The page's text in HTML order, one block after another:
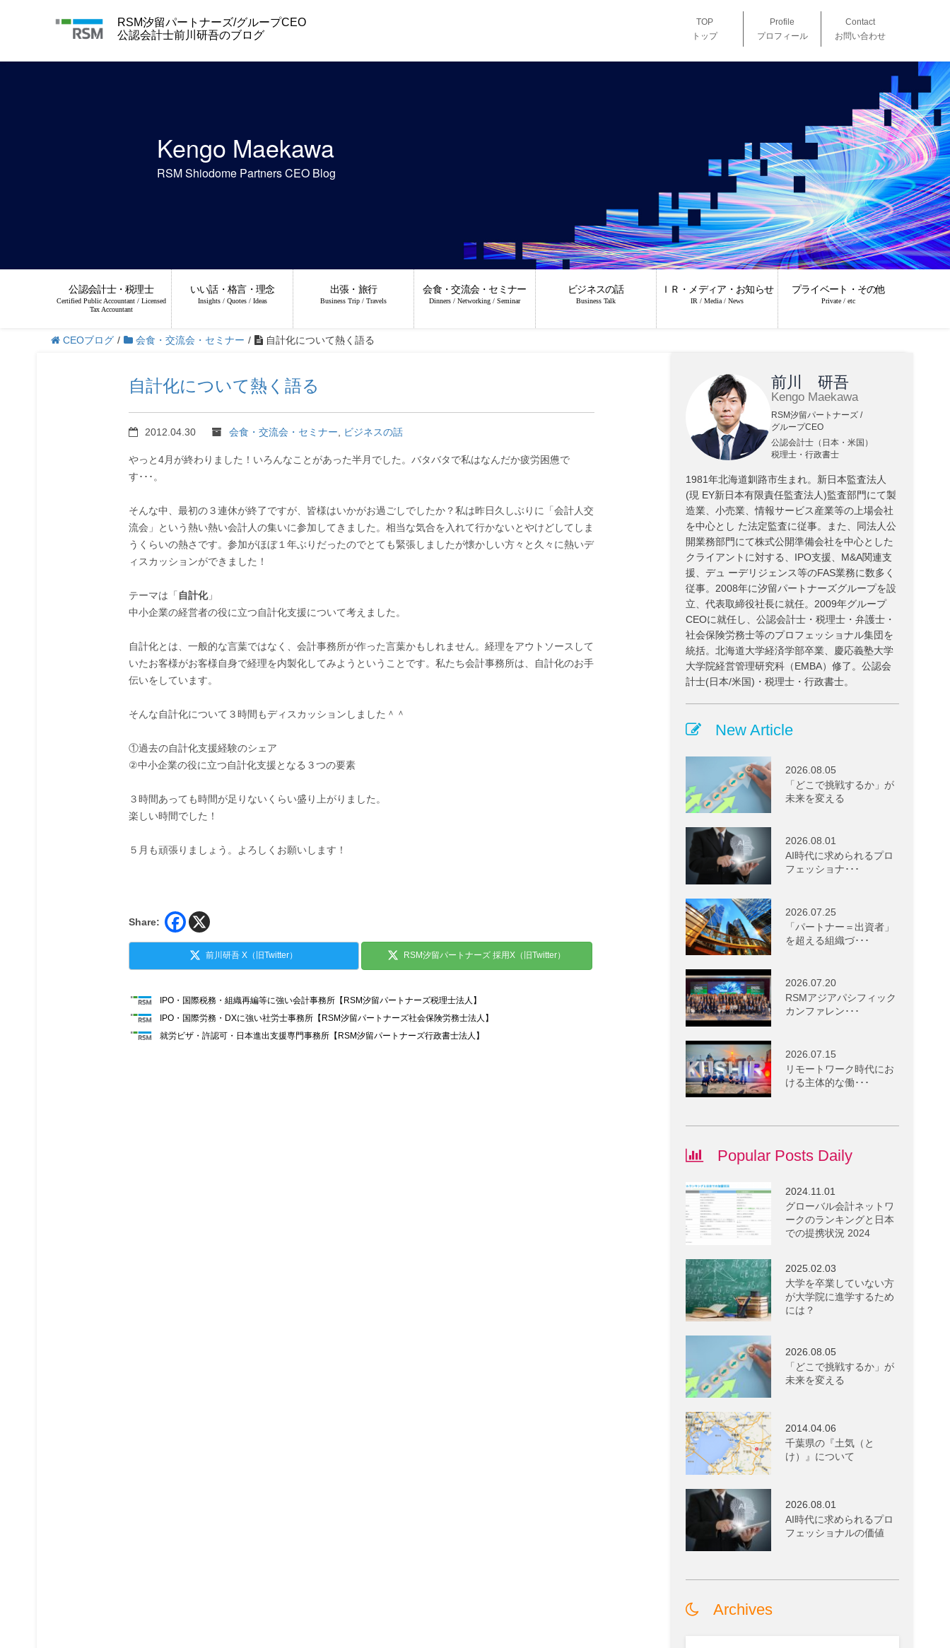
RSM汐留パートナーズ/グループCEO
公認会計士前川研吾のブログ
TOP
トップ
Profile
プロフィール
Contact
お問い合わせ
Kengo Maekawa
RSM Shiodome Partners CEO Blog
公認会計士・税理士
Certified Public Accountant / Licensed
Tax Accountant
いい話・格言・理念
Insights / Quotes / Ideas
出張・旅行
Business Trip / Travels
会食・交流会・セミナー
Dinners / Networking / Seminar
ビジネスの話
Business Talk
ＩＲ・メディア・お知らせ
IR / Media / News
プライベート・その他
Private / etc
CEOブログ / 会食・交流会・セミナー / 自計化について熱く語る
自計化について熱く語る
2012.04.30 会食・交流会・セミナー ビジネスの話
やっと4月が終わりました！いろんなことがあった半月でした。バタバタで私はなんだか疲労困憊で
す･･･。
そんな中、最初の３連休が終了ですが、皆様はいかがお過ごしでしたか？私は昨日久しぶりに「会計人交
流会」という熱い熱い会計人の集いに参加してきました。相当な気合を入れて行かないとやけどしてしま
うくらいの熱さです。参加がほぼ１年ぶりだったのでとても緊張しましたが懐かしい方々と久々に熱いデ
ィスカッションができました！
テーマは「 自計化」
中小企業の経営者の役に立つ自計化支援について考えました。
自計化とは、一般的な言葉ではなく、会計事務所が作った言葉かもしれません。経理をアウトソースして
いたお客様がお客様自身で経理を内製化してみようということです。私たち会計事務所は、自計化のお手
伝いをしています。
そんな自計化について３時間もディスカッションしました＾＾
①過去の自計化支援経験のシェア
②中小企業の役に立つ自計化支援となる３つの要素
３時間あっても時間が足りないくらい盛り上がりました。
楽しい時間でした！
５月も頑張りましょう。よろしくお願いします！
Share:
前川研吾 X（旧Twitter） RSM汐留パートナーズ 採用X（旧Twitter）
IPO・国際税務・組織再編等に強い会計事務所【RSM汐留パートナーズ税理士法人】
IPO・国際労務・DXに強い社労士事務所【RSM汐留パートナーズ社会保険労務士法人】
就労ビザ・許認可・日本進出支援専門事務所【RSM汐留パートナーズ行政書士法人】
前川 研吾
Kengo Maekawa
RSM汐留パートナーズ /
グループCEO
公認会計士（日本・米国）
税理士・行政書士
1981年北海道釧路市生まれ。新日本監査法人
(現 EY新日本有限責任監査法人)監査部門にて製
造業、小売業、情報サービス産業等の上場会社
を中心とし た法定監査に従事。また、同法人公
開業務部門にて株式公開準備会社を中心とした
クライアントに対する、IPO支援、M&A関連支
援、デュ ーデリジェンス等のFAS業務に数多く
従事。2008年に汐留パートナーズグループを設
立、代表取締役社長に就任。2009年グループ
CEOに就任し、公認会計士・税理士・弁護士・
社会保険労務士等のプロフェッショナル集団を
統括。北海道大学経済学部卒業、慶応義塾大学
大学院経営管理研究科（EMBA）修了。公認会
計士(日本/米国)・税理士・行政書士。
New Article
2026.08.05
「どこで挑戦するか」が
未来を変える
2026.08.01
AI時代に求められるプロ
フェッショナ･･･
2026.07.25
「パートナー＝出資者」
を超える組織づ･･･
2026.07.20
RSMアジアパシフィック
カンファレン･･･
2026.07.15
リモートワーク時代にお
ける主体的な働･･･
Popular Posts Daily
2024.11.01
グローバル会計ネットワ
ークのランキングと日本
での提携状況 2024
2025.02.03
大学を卒業していない方
が大学院に進学するため
には？
2026.08.05
「どこで挑戦するか」が
未来を変える
2014.04.06
千葉県の『土気（と
け）』について
2026.08.01
AI時代に求められるプロ
フェッショナルの価値
Archives